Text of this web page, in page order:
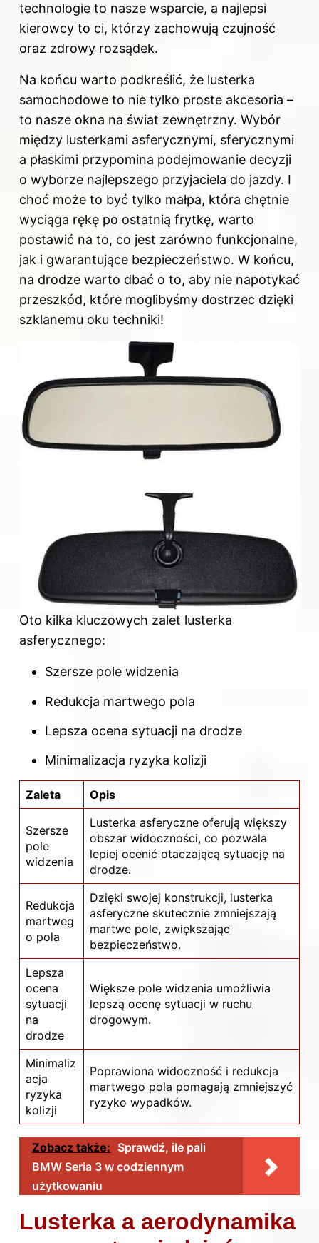
technologie to nasze wsparcie, a najlepsi
kierowcy to ci, którzy zachowują czujność
oraz zdrowy rozsądek.
Na końcu warto podkreślić, że lusterka
samochodowe to nie tylko proste akcesoria –
to nasze okna na świat zewnętrzny. Wybór
między lusterkami asferycznymi, sferycznymi
a płaskimi przypomina podejmowanie decyzji
o wyborze najlepszego przyjaciela do jazdy. I
choć może to być tylko małpa, która chętnie
wyciąga rękę po ostatnią frytkę, warto
postawić na to, co jest zarówno funkcjonalne,
jak i gwarantujące bezpieczeństwo. W końcu,
na drodze warto dbać o to, aby nie napotykać
przeszkód, które moglibyśmy dostrzec dzięki
szklanemu oku techniki!
Oto kilka kluczowych zalet lusterka
asferycznego:
Szersze pole widzenia
Redukcja martwego pola
Lepsza ocena sytuacji na drodze
Minimalizacja ryzyka kolizji
Zaleta Opis
Szersze
pole
widzenia
Lusterka asferyczne oferują większy
obszar widoczności, co pozwala
lepiej ocenić otaczającą sytuację na
drodze.
Redukcja
martweg
o pola
Dzięki swojej konstrukcji, lusterka
asferyczne skutecznie zmniejszają
martwe pole, zwiększając
bezpieczeństwo.
Lepsza
ocena
sytuacji
na
drodze
Większe pole widzenia umożliwia
lepszą ocenę sytuacji w ruchu
drogowym.
Minimaliz
acja
ryzyka
kolizji
Poprawiona widoczność i redukcja
martwego pola pomagają zmniejszyć
ryzyko wypadków.
Zobacz także: Sprawdź, ile pali
BMW Seria 3 w codziennym
użytkowaniu
Lusterka a aerodynamika